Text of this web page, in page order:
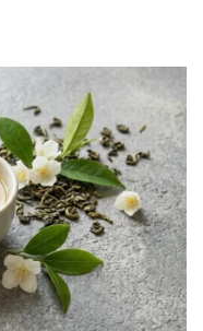
Come preparare
altri stimolano
si distingue
un aroma